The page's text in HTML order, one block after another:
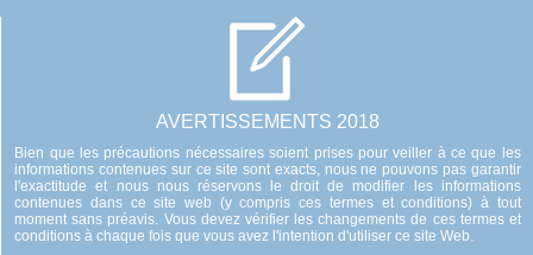
AVERTISSEMENTS 2018
Bien que les précautions nécessaires soient prises pour veiller à ce que les
informations contenues sur ce site sont exacts, nous ne pouvons pas garantir
l'exactitude et nous nous réservons le droit de modifier les informations
contenues dans ce site web (y compris ces termes et conditions) à tout
moment sans préavis. Vous devez vérifier les changements de ces termes et
conditions à chaque fois que vous avez l'intention d'utiliser ce site Web.